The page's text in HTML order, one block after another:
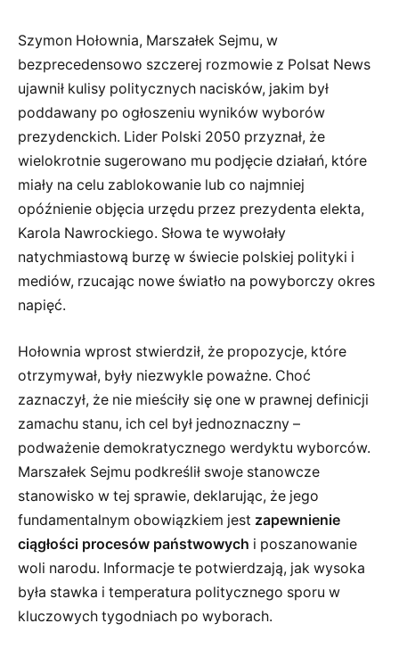
Szymon Hołownia, Marszałek Sejmu, w
bezprecedensowo szczerej rozmowie z Polsat News
ujawnił kulisy politycznych nacisków, jakim był
poddawany po ogłoszeniu wyników wyborów
prezydenckich. Lider Polski 2050 przyznał, że
wielokrotnie sugerowano mu podjęcie działań, które
miały na celu zablokowanie lub co najmniej
opóźnienie objęcia urzędu przez prezydenta elekta,
Karola Nawrockiego. Słowa te wywołały
natychmiastową burzę w świecie polskiej polityki i
mediów, rzucając nowe światło na powyborczy okres
napięć.
Hołownia wprost stwierdził, że propozycje, które
otrzymywał, były niezwykle poważne. Choć
zaznaczył, że nie mieściły się one w prawnej definicji
zamachu stanu, ich cel był jednoznaczny –
podważenie demokratycznego werdyktu wyborców.
Marszałek Sejmu podkreślił swoje stanowcze
stanowisko w tej sprawie, deklarując, że jego
fundamentalnym obowiązkiem jest zapewnienie
ciągłości procesów państwowych i poszanowanie
woli narodu. Informacje te potwierdzają, jak wysoka
była stawka i temperatura politycznego sporu w
kluczowych tygodniach po wyborach.